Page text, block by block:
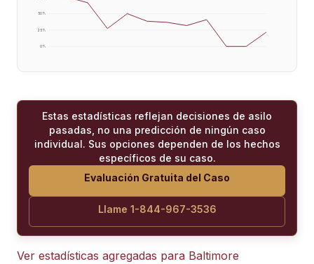
0%
25%
50%
Estas estadísticas reflejan decisiones de asilo
pasadas, no una predicción de ningún caso
individual. Sus opciones dependen de los hechos
específicos de su caso.
Evaluación Gratuita del Caso
Llame 1-844-967-3536
Ver estadísticas agregadas para Baltimore